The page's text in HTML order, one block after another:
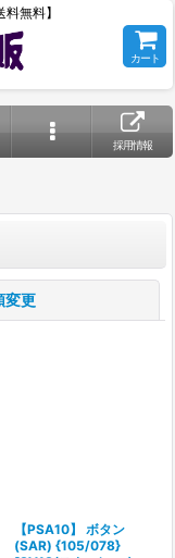
無料】
カート
採用情報
変更
【PSA10】 ボタン
(SAR) {105/078}